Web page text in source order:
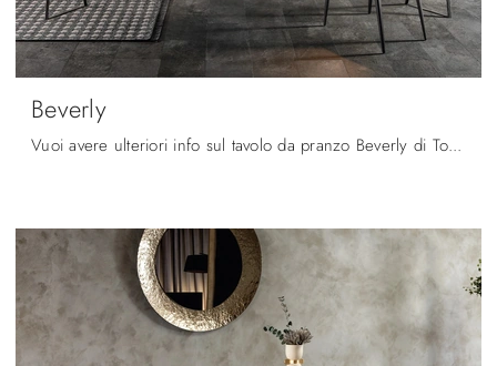
Beverly
Vuoi avere ulteriori info sul tavolo da pranzo Beverly di Tonin Casa? Clicca e ottieni informazioni sui modelli consolle della firma.